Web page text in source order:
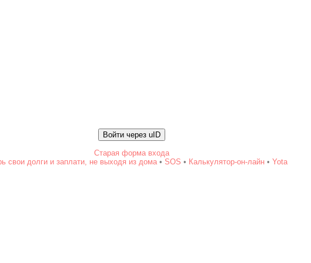
Войти через uID
Старая форма входа
свои долги и заплати, не выходя из дома• SOS • Калькулятор-он-лайн • Yota